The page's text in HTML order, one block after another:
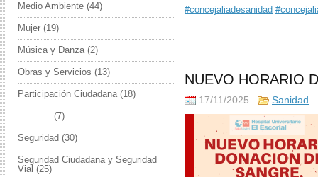
#concejaliadesanidad
NUEVO HORARIO
17/11/2025 Sanidad
Medio Ambiente (44)
Mujer (19)
Música y Danza(2)
Obras y Servicios (13)
Participación Ciudadana(18)
(7)
Seguridad (30)
Seguridad Ciudadana y Seguridad
Vial (25)